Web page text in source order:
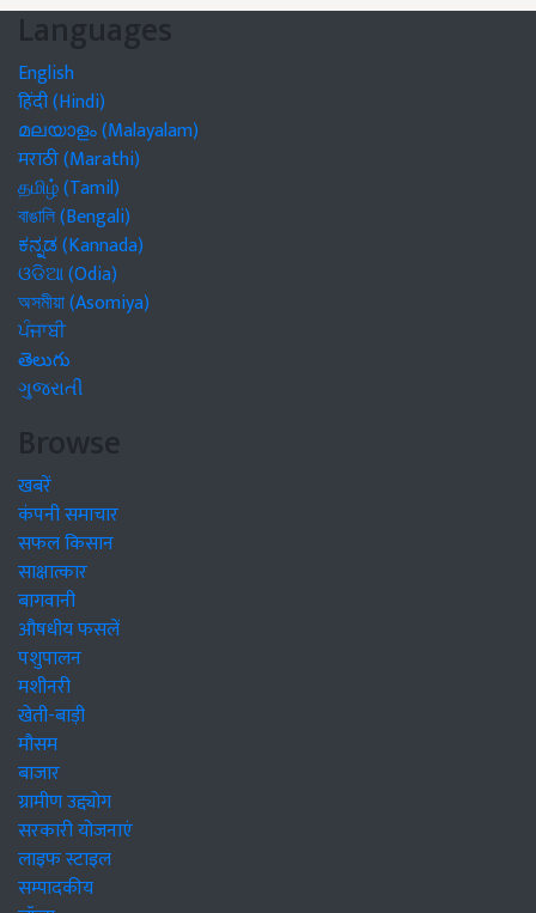
Languages
English
हिंदी (Hindi)
മലയാളം (Malayalam)
मराठी (Marathi)
தமிழ் (Tamil)
বাঙালি (Bengali)
ಕನ್ನಡ (Kannada)
ଓଡିଆ (Odia)
অসমীয়া (Asomiya)
ਪੰਜਾਬੀ
తెలుగు
ગુજરાતી
Browse
खबरें
कंपनी समाचार
सफल किसान
साक्षात्कार
बागवानी
औषधीय फसलें
पशुपालन
मशीनरी
खेती-बाड़ी
मौसम
बाजार
ग्रामीण उद्द्योग
सरकारी योजनाएं
लाइफ स्टाइल
सम्पादकीय